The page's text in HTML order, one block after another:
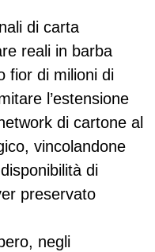
di carta
reali in barba
fior di milioni di
l’estensione
di cartone al
vincolandone
di
preservato
negli